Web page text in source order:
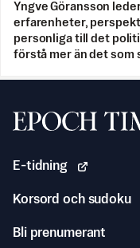
Yngve Göransson
erfarenheter,
personliga till det
förstå mer än det som
Svenska Epoch
E-tidning
Korsord och sudoku
Bli prenumerant